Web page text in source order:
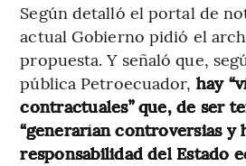
Según detalló el portal de
actual Gobierno pidió el
propuesta. Y señaló que,
pública Petroecuador, hay
contractuales” que, de ser
“generarían controversias y
responsabilidad del Estado